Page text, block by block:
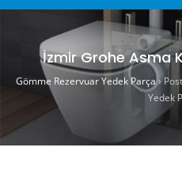
İzmir Grohe Asma
Gömme Rezervuar Yedek Parça›
Yedek